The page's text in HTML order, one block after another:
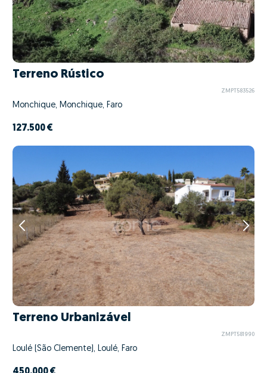
Terreno Rústico
ZMPT583526
Monchique, Monchique, Faro
127.500 €
Terreno Urbanizável
ZMPT581990
Loulé (São Clemente), Loulé, Faro